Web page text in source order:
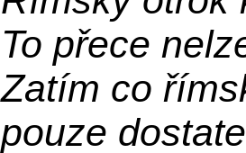
To přece
Zatím co
pouze